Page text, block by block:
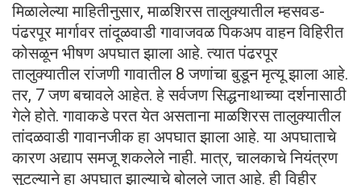
मिळालेल्या माहितीनुसार, माळशिरस तालुक्यातील म्हसवड-
पंढरपूर मार्गावर तांदूळवाडी गावाजवळ पिकअप वाहन विहिरीत
कोसळून भीषण अपघात झाला आहे. त्यात पंढरपूर
तालुक्यातील रांजणी गावातील 8 जणांचा बुडून मृत्यू झाला आहे.
तर, 7 जण बचावले आहेत. हे सर्वजण सिद्धनाथाच्या दर्शनासाठी
गेले होते. गावाकडे परत येत असताना माळशिरस तालुक्यातील
तांदळवाडी गावानजीक हा अपघात झाला आहे. या अपघाताचे
कारण अद्याप समजू शकलेले नाही. मात्र, चालकाचे नियंत्रण
सुटल्याने हा अपघात झाल्याचे बोलले जात आहे. ही विहीर